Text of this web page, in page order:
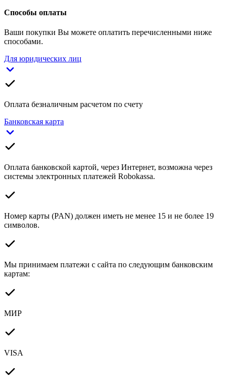
Способы оплаты
Ваши покупки Вы можете оплатить перечисленными ниже
способами.
Для юридических лиц
Оплата безналичным расчетом по счету
Банковская карта
Оплата банковской картой, через Интернет, возможна через
системы электронных платежей Robokassa.
Номер карты (PAN) должен иметь не менее 15 и не более 19
символов.
Мы принимаем платежи с сайта по следующим банковским
картам:
МИР
VISA